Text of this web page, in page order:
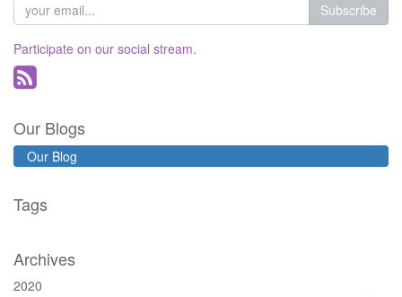
Subscribe
Participate on our social stream.
Our Blogs
Our Blog
Tags
Archives
2020